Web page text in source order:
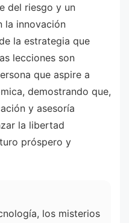
del riesgo y un
la innovación
la estrategia que
lecciones son
que aspire a
demostrando que,
y asesoría
la libertad
próspero y
los misterios